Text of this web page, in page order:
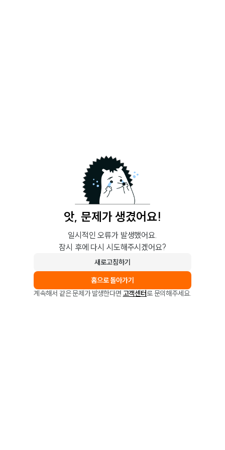
앗, 문제가 생겼어요!
일시적인 오류가 발생했어요.
잠시 후에 다시 시도해주시겠어요?
새로고침하기
홈으로 돌아가기
계속해서 같은 문제가 발생한다면 고객센터로 문의해주세요.